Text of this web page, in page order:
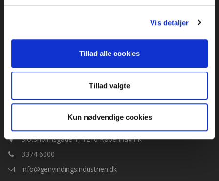
Vis detaljer
Tillad alle cookies
Tillad valgte
Kun nødvendige cookies
affaldsressourcer i form af sekundære råstoffer og
elektronikskrot og dæk og modtager og nyttiggør derfor
(byggeaffald) samt kommunerne.
CVR-nr. 67731417
Genvindingsindustriens persondatapolitik
Slotsholmsgade 1, 1216 København K
3374 6000
info@genvindingsindustrien.dk